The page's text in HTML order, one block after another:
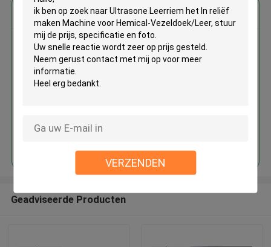
VERZENDEN
Krijg de beste prijs voor
Ultrasone Leerriem het In reliëf
maken Machine voor Hemical-
Geadviseerde Producten